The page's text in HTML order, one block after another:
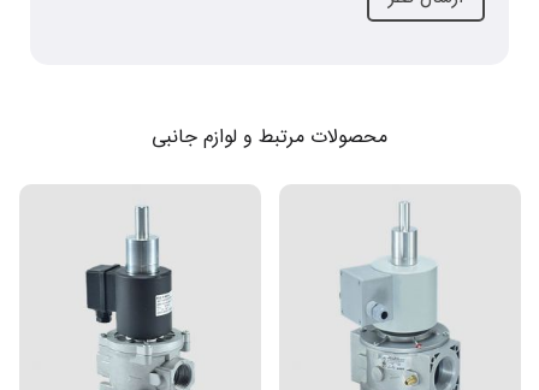
محصولات مرتبط و لوازم جانبی